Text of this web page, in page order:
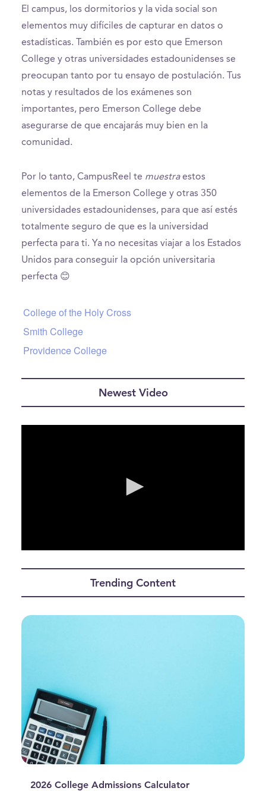
seconds
El campus, los dormitorios y la vida social son
elementos muy difíciles de capturar en datos o
estadísticas. También es por esto que Emerson
College y otras universidades estadounidenses se
preocupan tanto por tu ensayo de postulación. Tus
notas y resultados de los exámenes son
importantes, pero Emerson College debe
asegurarse de que encajarás muy bien en la
comunidad.
Por lo tanto, CampusReel te muestraestos
elementos de la Emerson College y otras 350
universidades estadounidenses, para que así estés
totalmente seguro de que es la universidad
perfecta para ti. Ya no necesitas viajar a los Estados
Unidos para conseguir la opción universitaria
perfecta 😊
College of the Holy Cross
Smith College
Providence College
Newest Video
Trending Content
2026 College Admissions Calculator